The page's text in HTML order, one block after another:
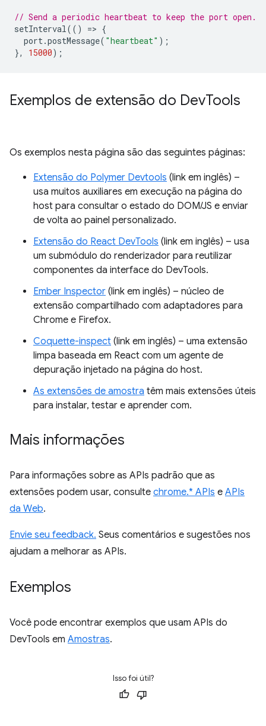
// Send a periodic heartbeat to keep the port open.
setInterval(() => {
port.postMessage( "heartbeat" );
},
15000);
Exemplos de extensão do DevTools
Os exemplos nesta página são das seguintes páginas:
Extensão do Polymer Devtools (link em inglês) –
usa muitos auxiliares em execução na página do
host para consultar o estado do DOM/JS e enviar
de volta ao painel personalizado.
Extensão do React DevTools (link em inglês) – usa
um submódulo do renderizador para reutilizar
componentes da interface do DevTools.
Ember Inspector (link em inglês) – núcleo de
extensão compartilhado com adaptadores para
Chrome e Firefox.
Coquette-inspect (link em inglês) – uma extensão
limpa baseada em React com um agente de
depuração injetado na página do host.
As extensões de amostra têm mais extensões úteis
para instalar, testar e aprender com.
Mais informações
Para informações sobre as APIs padrão que as
extensões podem usar, consulte chrome.* APIs e APIs
da Web.
Envie seu feedback. Seus comentários e sugestões nos
ajudam a melhorar as APIs.
Exemplos
Você pode encontrar exemplos que usam APIs do
DevTools em Amostras.
Isso foi útil?